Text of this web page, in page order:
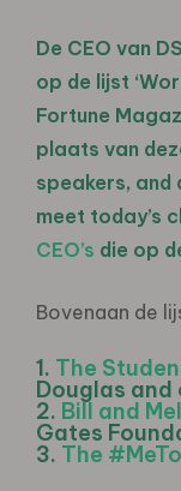
De CEO van
op de lijst
Fortune
plaats van
speakers,
meet today’s
CEO’s die op
Bovenaan de
1. The
Douglas
2. Bill and
Gates
3. The